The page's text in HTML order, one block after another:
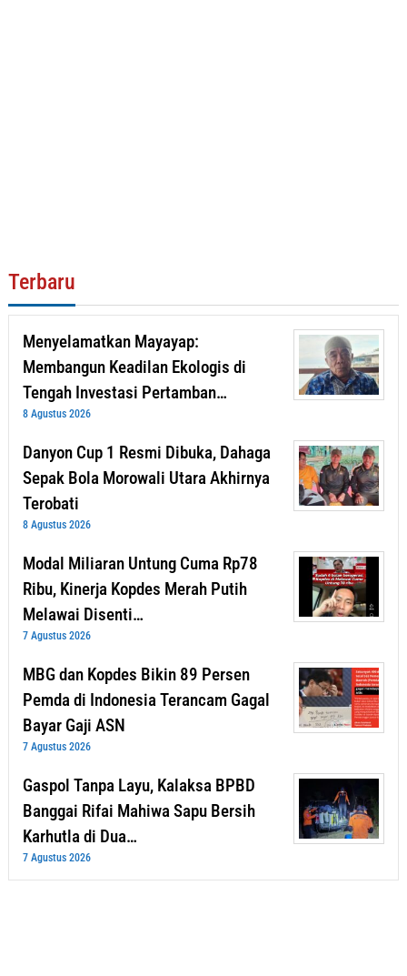
Terbaru
Menyelamatkan Mayayap:
Membangun Keadilan Ekologis di
Tengah Investasi Pertamban…
8 Agustus 2026
Danyon Cup 1 Resmi Dibuka, Dahaga
Sepak Bola Morowali Utara Akhirnya
Terobati
8 Agustus 2026
Modal Miliaran Untung Cuma Rp78
Ribu, Kinerja Kopdes Merah Putih
Melawai Disenti…
7 Agustus 2026
MBG dan Kopdes Bikin 89 Persen
Pemda di Indonesia Terancam Gagal
Bayar Gaji ASN
7 Agustus 2026
Gaspol Tanpa Layu, Kalaksa BPBD
Banggai Rifai Mahiwa Sapu Bersih
Karhutla di Dua…
7 Agustus 2026